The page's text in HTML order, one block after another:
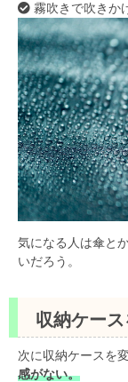
霧吹きで吹きか
気になる人は傘と
いだろう。
収納ケー
次に収納ケースを
感がない。